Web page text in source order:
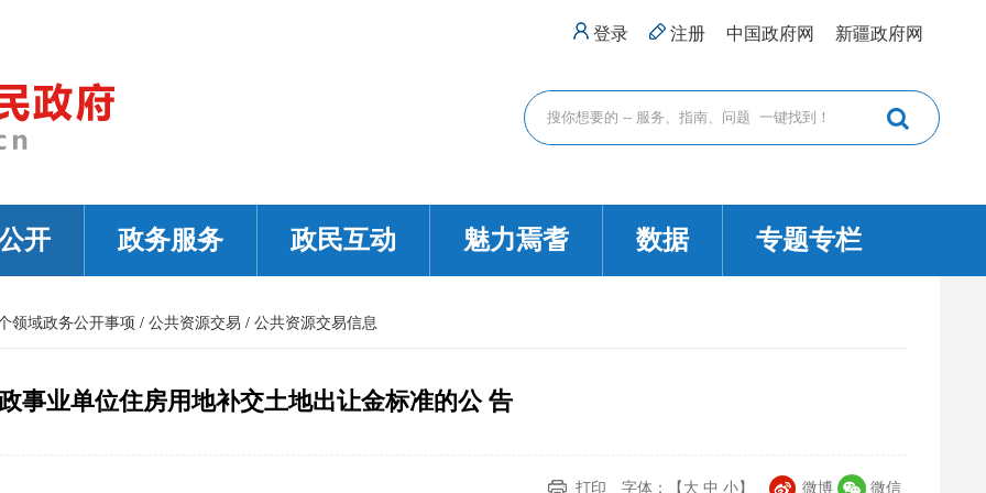
登录 注册 中国政府网 新疆政府网
开 政务服务 政民互动 魅力焉耆 数据 专题专栏
领域政务公开事项 / 公共资源交易 / 公共资源交易信息
事业单位住房用地补交土地出让金标准的公 告
打印 字体：【 大 中 小】 微博 微信